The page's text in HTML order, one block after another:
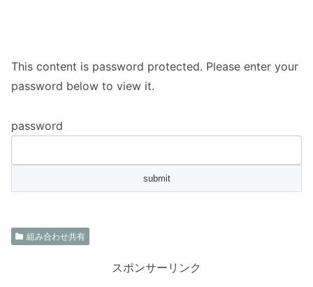
This content is password protected. Please enter your
password below to view it.
password
組み合わせ共有
スポンサーリンク